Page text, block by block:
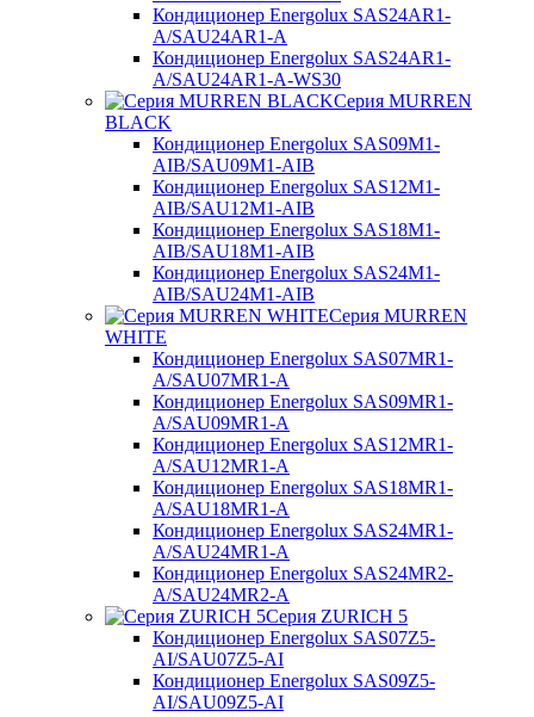
Кондиционер Energolux SAS24AR1-
A/SAU24AR1-A
Кондиционер Energolux SAS24AR1-
A/SAU24AR1-A-WS30
Серия MURREN
BLACK
Кондиционер Energolux SAS09M1-
AIB/SAU09M1-AIB
Кондиционер Energolux SAS12M1-
AIB/SAU12M1-AIB
Кондиционер Energolux SAS18M1-
AIB/SAU18M1-AIB
Кондиционер Energolux SAS24M1-
AIB/SAU24M1-AIB
Серия MURREN
WHITE
Кондиционер Energolux SAS07MR1-
A/SAU07MR1-A
Кондиционер Energolux SAS09MR1-
A/SAU09MR1-A
Кондиционер Energolux SAS12MR1-
A/SAU12MR1-A
Кондиционер Energolux SAS18MR1-
A/SAU18MR1-A
Кондиционер Energolux SAS24MR1-
A/SAU24MR1-A
Кондиционер Energolux SAS24MR2-
A/SAU24MR2-A
Серия ZURICH 5
Кондиционер Energolux SAS07Z5-
AI/SAU07Z5-AI
Кондиционер Energolux SAS09Z5-
AI/SAU09Z5-AI